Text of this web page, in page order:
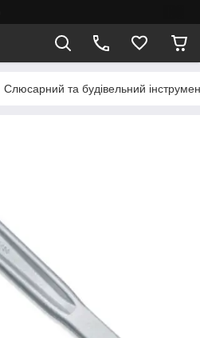
Слюсарний та будівельний